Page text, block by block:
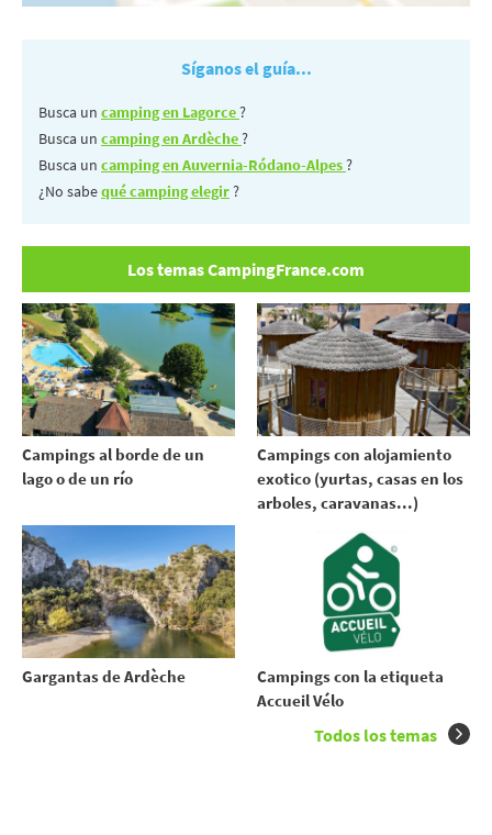
Síganos el guía...
Busca un camping en Lagorce?
Busca un camping en Ardèche?
Busca un camping en Auvernia-Ródano-Alpes?
¿No sabequé camping elegir?
Los temas CampingFrance.com
Campings al borde de un
lago o de un río
Campings con alojamiento
exotico (yurtas, casas en los
arboles, caravanas...)
Gargantas de Ardèche
Campings con la etiqueta
Accueil Vélo
Todos los temas